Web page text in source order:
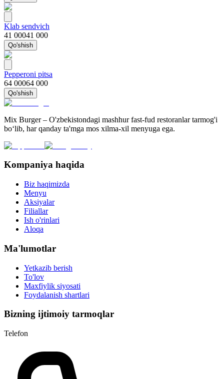
Klab sendvich
41 00041 000
Qo'shish
Pepperoni pitsa
64 00064 000
Qo'shish
Mix Burger – O'zbekistondagi mashhur fast-fud restoranlar tarmog'i
bo‘lib, har qanday ta'mga mos xilma-xil menyuga ega.
Kompaniya haqida
Biz haqimizda
Menyu
Aksiyalar
Filiallar
Ish o'rinlari
Aloqa
Ma'lumotlar
Yetkazib berish
To'lov
Maxfiylik siyosati
Foydalanish shartlari
Bizning ijtimoiy tarmoqlar
Telefon